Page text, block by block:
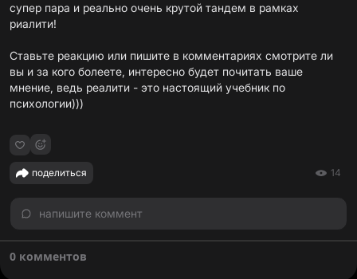
супер пара и реально очень крутой тандем в рамках
риалити!
Ставьте реакцию или пишите в комментариях смотрите ли
вы и за кого болеете, интересно будет почитать ваше
мнение, ведь реалити - это настоящий учебник по
психологии)))
поделиться 14
напишите коммент
0 комментов